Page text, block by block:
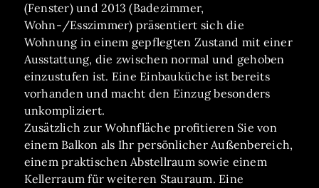
(Fenster) und 2013 (Badezimmer,
Wohn-/Esszimmer) präsentiert sich die
Wohnung in einem gepflegten Zustand mit einer
Ausstattung, die zwischen normal und gehoben
einzustufen ist. Eine Einbauküche ist bereits
vorhanden und macht den Einzug besonders
unkompliziert.
Zusätzlich zur Wohnfläche profitieren Sie von
einem Balkon als Ihr persönlicher Außenbereich,
einem praktischen Abstellraum sowie einem
Kellerraum für weiteren Stauraum. Eine